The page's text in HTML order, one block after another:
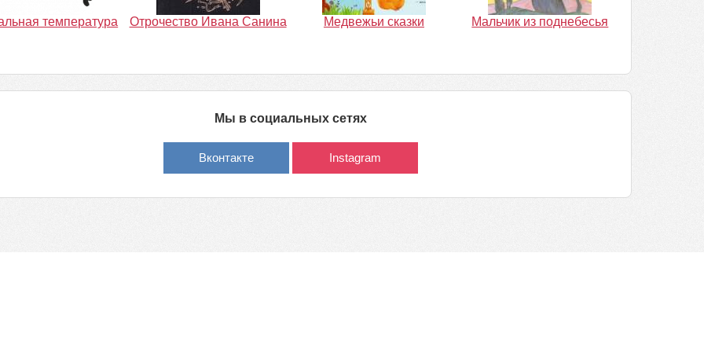
температура Отрочество Ивана Санина Медвежьи сказки Мальчик из поднебесья
Мы в социальных сетях
Вконтакте Instagram